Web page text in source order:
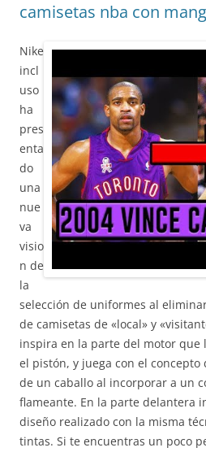
camisetas nba con
Nike
incl
uso
ha
pres
enta
do
una
nue
va
visio
n de
la
selección de uniformes al
de camisetas de «local» y
inspira en la parte del motor que
el pistón, y juega con el concepto
de un caballo al incorporar a un
flameante. En la parte delantera
diseño realizado con la misma
tintas. Si te encuentras un poco